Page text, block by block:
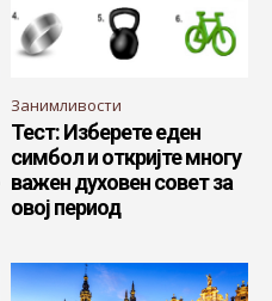
Занимливости
Тест: Изберете еден
симбол и откријте многу
важен духовен совет за
овој период